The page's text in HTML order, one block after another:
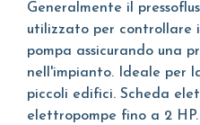
Generalmente il
utilizzato per controllare
pompa assicurando una
nell'impianto. Ideale per
piccoli edifici. Scheda
elettropompe fino a 2 HP.